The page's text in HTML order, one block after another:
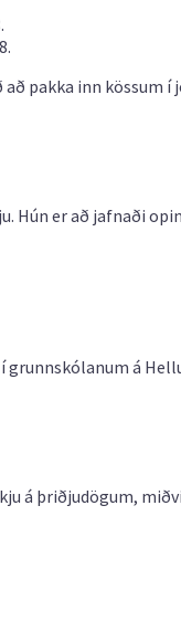
pakka inn kössum í
Hún er að jafnaði
á
á þriðjudögum,